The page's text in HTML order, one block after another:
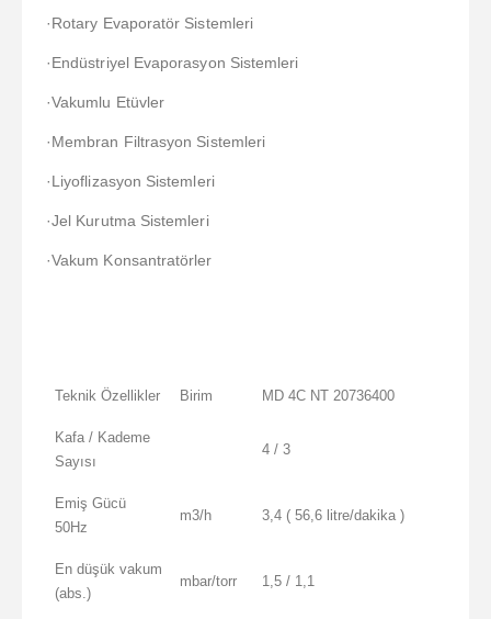
·Rotary Evaporatör Sistemleri
·Endüstriyel Evaporasyon Sistemleri
·Vakumlu Etüvler
·Membran Filtrasyon Sistemleri
·Liyoflizasyon Sistemleri
·Jel Kurutma Sistemleri
·Vakum Konsantratörler
Teknik Özellikler Birim MD 4C NT 20736400
Kafa / Kademe
Sayısı
4 / 3
Emiş Gücü
50Hz
m3/h 3,4 ( 56,6 litre/dakika )
En düşük vakum
(abs.)
mbar/torr 1,5 / 1,1